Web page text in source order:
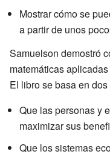
Mostrar cómo se
a partir de unos
Samuelson demostró
matemáticas
El libro se basa en
Que las personas y
maximizar sus
Que los sistemas